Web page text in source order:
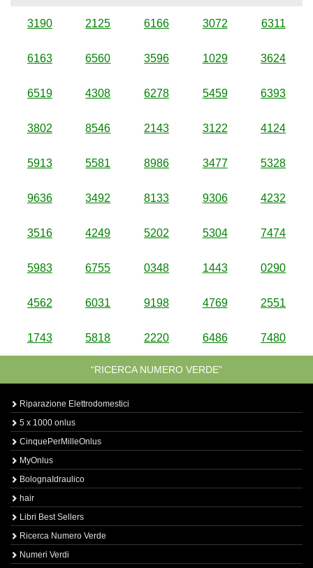
3190 2125 6166 3072 6311
6163 6560 3596 1029 3624
6519 4308 6278 5459 6393
3802 8546 2143 3122 4124
5913 5581 8986 3477 5328
9636 3492 8133 9306 4232
3516 4249 5202 5304 7474
5983 6755 0348 1443 0290
4562 6031 9198 4769 2551
1743 5818 2220 6486 7480
“RICERCA NUMERO VERDE”
Riparazione Elettrodomestici
5 x 1000 onlus
CinquePerMilleOnlus
MyOnlus
BolognaIdraulico
hair
Libri Best Sellers
Ricerca Numero Verde
Numeri Verdi